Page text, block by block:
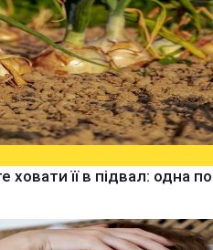
її в підвал: одна